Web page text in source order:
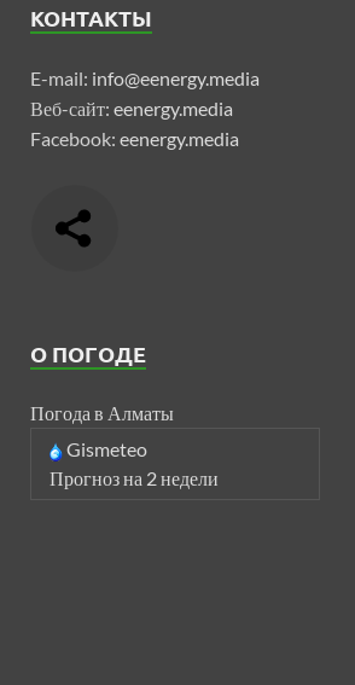
КОНТАКТЫ
E-mail: info@eenergy.media
Веб-сайт: eenergy.media
Facebook: eenergy.media
О ПОГОДЕ
Погода в Алматы
Gismeteo
Прогноз на 2 недели